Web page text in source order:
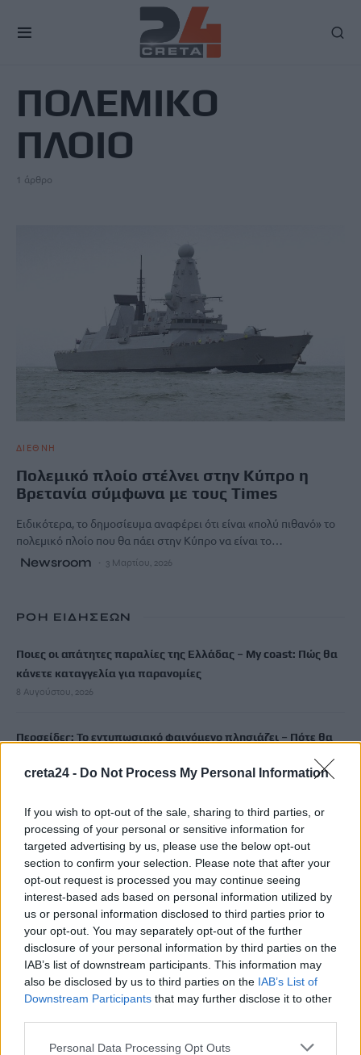
creta24 - Do Not Process My Personal Information
If you wish to opt-out of the sale, sharing to third parties, or
processing of your personal or sensitive information for
targeted advertising by us, please use the below opt-out
section to confirm your selection. Please note that after your
opt-out request is processed you may continue seeing
interest-based ads based on personal information utilized by
us or personal information disclosed to third parties prior to
your opt-out. You may separately opt-out of the further
disclosure of your personal information by third parties on the
IAB’s list of downstream participants. This information may
also be disclosed by us to third parties on the IAB’s List of
Downstream Participants that may further disclose it to other
Personal Data Processing Opt Outs
ΠΟΛΕΜΙΚΟ
ΠΛΟΙΟ
1 άρθρο
ΔΙΕΘΝΗ
Πολεμικό πλοίο στέλνει στην Κύπρο η
Βρετανία σύμφωνα με τους Times
Ειδικότερα, το δημοσίευμα αναφέρει ότι είναι «πολύ πιθανό» το
πολεμικό πλοίο που θα πάει στην Κύπρο να είναι το…
Newsroom 3 Μαρτίου, 2026
ΡΟΗ ΕΙΔΗΣΕΩΝ
Ποιες οι απάτητες παραλίες της Ελλάδας – My coast: Πώς θα
κάνετε καταγγελία για παρανομίες
8 Αυγούστου, 2026
Περσείδες: Το εντυπωσιακό φαινόμενο πλησιάζει – Πότε θα
8 Αυγούστου, 2026
Ενοίκια: Πότε γίνονται υποχρεωτικές οι πληρωμές μέσω
τραπεζών
8 Αυγούστου, 2026
Ισπανία: Η συγκινητική επανένωση γυναίκας με τα
γαϊδουράκια της μετά τις πυρκαγιές
8 Αυγούστου, 2026
Στις 19 Αυγούστου η γενική συνέλευση του συλλόγου
κρεοπωλών Χανίων
8 Αυγούστου, 2026